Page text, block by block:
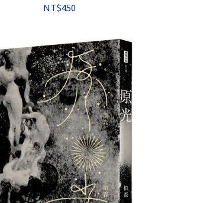
NT$450